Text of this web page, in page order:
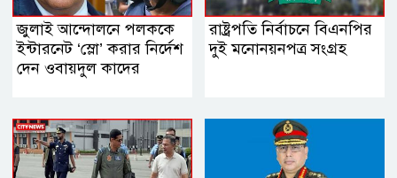
জুলাই আন্দোলনে পলককে
ইন্টারনেট ‘স্লো’ করার নির্দেশ
দেন ওবায়দুল কাদের
রাষ্ট্রপতি নির্বাচনে বিএনপির
দুই মনোনয়নপত্র সংগ্রহ